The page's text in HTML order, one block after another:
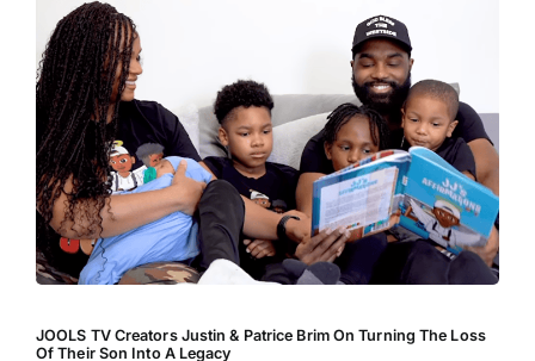
JOOLS TV Creators Justin & Patrice Brim On Turning The Loss
Of Their Son Into A Legacy